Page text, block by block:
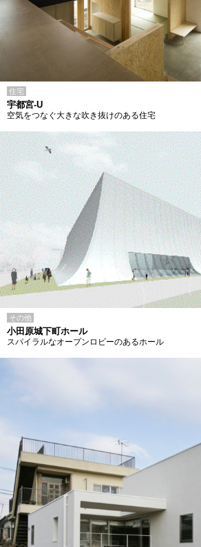
住宅
宇都宮-U
空気をつなぐ大きな吹き抜けのある住宅
その他
小田原城下町ホール
スパイラルなオープンロビーのあるホール